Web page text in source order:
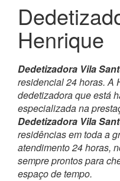
Henrique
Dedetizadora Vila
residencial 24 horas. A
dedetizadora que está
especializada na
Dedetizadora Vila
residências em toda a
atendimento 24 horas,
sempre prontos para
espaço de tempo.